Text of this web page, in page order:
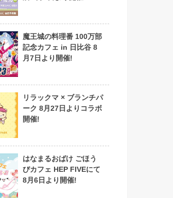
魔王城の料理番 100万部
記念カフェ in 日比谷 8
月7日より開催!
リラックマ × ブランチパ
ーク 8月27日よりコラボ
開催!
はなまるおばけ ごほう
びカフェ HEP FIVEにて
8月6日より開催!